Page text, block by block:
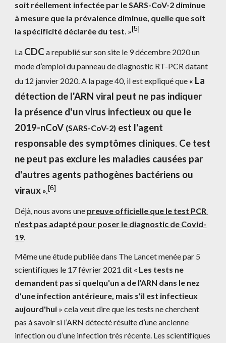
soit réellement infectée par le SARS-CoV-2 diminue
à mesure que la prévalence diminue, quelle que soit
la spécificité déclarée du test. »[5]
La CDC a republié sur son site le 9 décembre 2020 un
mode d’emploi du panneau de diagnostic RT-PCR datant
du 12 janvier 2020. A la page 40, il est expliqué que « La
détection de l'ARN viral peut ne pas indiquer
la présence d'un virus infectieux ou que le
2019-nCoV (SARS-CoV-2) est l'agent
responsable des symptômes cliniques. Ce test
ne peut pas exclure les maladies causées par
d'autres agents pathogènes bactériens ou
viraux ».[6]
Déjà, nous avons une preuve officielle que le test PCR
n’est pas adapté pour poser le diagnostic de Covid-
19.
Même une étude publiée dans The Lancet menée par 5
scientifiques le 17 février 2021 dit « Les tests ne
demandent pas si quelqu'un a de l'ARN dans le nez
d'une infection antérieure, mais s'il est infectieux
aujourd'hui » cela veut dire que les tests ne cherchent
pas à savoir si l’ARN détecté résulte d’une ancienne
infection ou d’une infection très récente. Les scientifiques